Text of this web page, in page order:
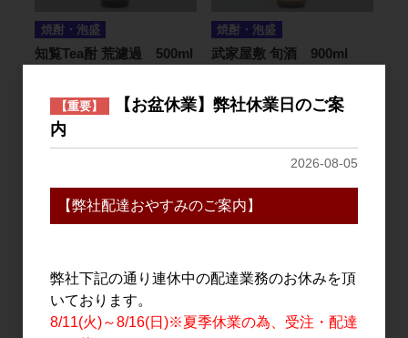
焼酎・泡盛
知覧Tea酎 荒濾過 500ml
焼酎・泡盛
武家屋敷 旬酒 900ml
焼酎・泡盛
武家屋敷 旬酒 1.8L 知覧Tea酎 原酒 500ml
【重要】
【お盆休業】弊社休業日のご案
内
2026-08-05
【弊社配達おやすみのご案内】
弊社下記の通り連休中の配達業務のお休みを頂
いております。
8/11(火)～8/16(日)※夏季休業の為、受注・配達